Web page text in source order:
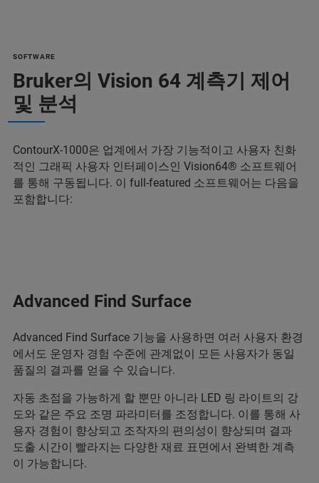
SOFTWARE
Bruker의 Vision 64 계측기 제어
및 분석
ContourX-1000은 업계에서 가장 기능적이고 사용자 친화
적인 그래픽 사용자 인터페이스인 Vision64® 소프트웨어
를 통해 구동됩니다. 이 full-featured 소프트웨어는 다음을
포함합니다:
Advanced Find Surface
Advanced Find Surface 기능을 사용하면 여러 사용자 환경
에서도 운영자 경험 수준에 관계없이 모든 사용자가 동일
품질의 결과를 얻을 수 있습니다.
자동 초점을 가능하게 할 뿐만 아니라 LED 링 라이트의 강
도와 같은 주요 조명 파라미터를 조정합니다. 이를 통해 사
용자 경험이 향상되고 조작자의 편의성이 향상되며 결과
도출 시간이 빨라지는 다양한 재료 표면에서 완벽한 계측
이 가능합니다.